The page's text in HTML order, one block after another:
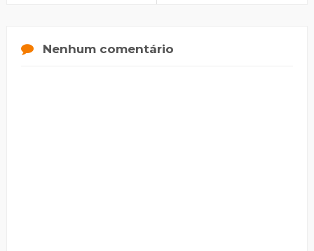
Nenhum comentário